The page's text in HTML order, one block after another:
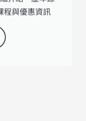
程與優惠資訊